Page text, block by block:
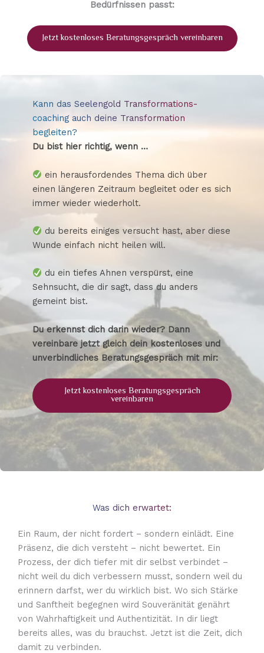
Bedürfnissen passt:
Jetzt kostenloses Beratungsgespräch vereinbaren
Kann das Seelengold Transformations-
coaching auch deine Transformation
begleiten?
Du bist hier richtig, wenn …
ein herausfordendes Thema dich über
einen längeren Zeitraum begleitet oder es sich
immer wieder wiederholt.
du bereits einiges versucht hast, aber diese
Wunde einfach nicht heilen will.
du ein tiefes Ahnen verspürst, eine
Sehnsucht, die dir sagt, dass du anders
gemeint bist.
Du erkennst dich darin wieder? Dann
vereinbare jetzt gleich dein kostenloses und
unverbindliches Beratungsgespräch mit mir:
Jetzt kostenloses Beratungsgespräch
vereinbaren
Was dich erwartet:
Ein Raum, der nicht fordert – sondern einlädt. Eine
Präsenz, die dich versteht – nicht bewertet. Ein
Prozess, der dich tiefer mit dir selbst verbindet –
nicht weil du dich verbessern musst, sondern weil du
erinnern darfst, wer du wirklich bist. Wo sich Stärke
und Sanftheit begegnen wird Souveränität genährt
von Wahrhaftigkeit und Authentizität. In dir liegt
bereits alles, was du brauchst. Jetzt ist die Zeit, dich
damit zu verbinden.